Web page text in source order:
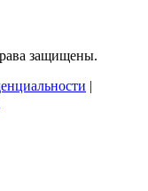
защищены.
|